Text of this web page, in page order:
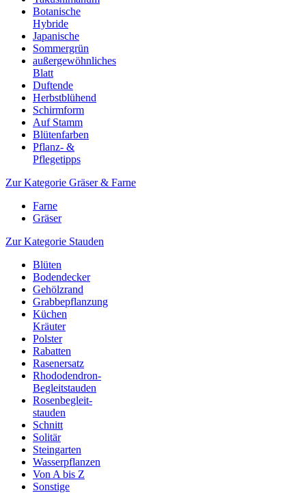
Botanische
Hybride
Japanische
Sommergrün
außergewöhnliches
Blatt
Duftende
Herbstblühend
Schirmform
Auf Stamm
Blütenfarben
Pflanz- &
Pflegetipps
Zur Kategorie Gräser & Farne
Farne
Gräser
Zur Kategorie Stauden
Blüten
Bodendecker
Gehölzrand
Grabbepflanzung
Küchen
Kräuter
Polster
Rabatten
Rasenersatz
Rhododendron-
Begleitstauden
Rosenbegleit-
stauden
Schnitt
Solitär
Steingarten
Wasserpflanzen
Von A bis Z
Sonstige